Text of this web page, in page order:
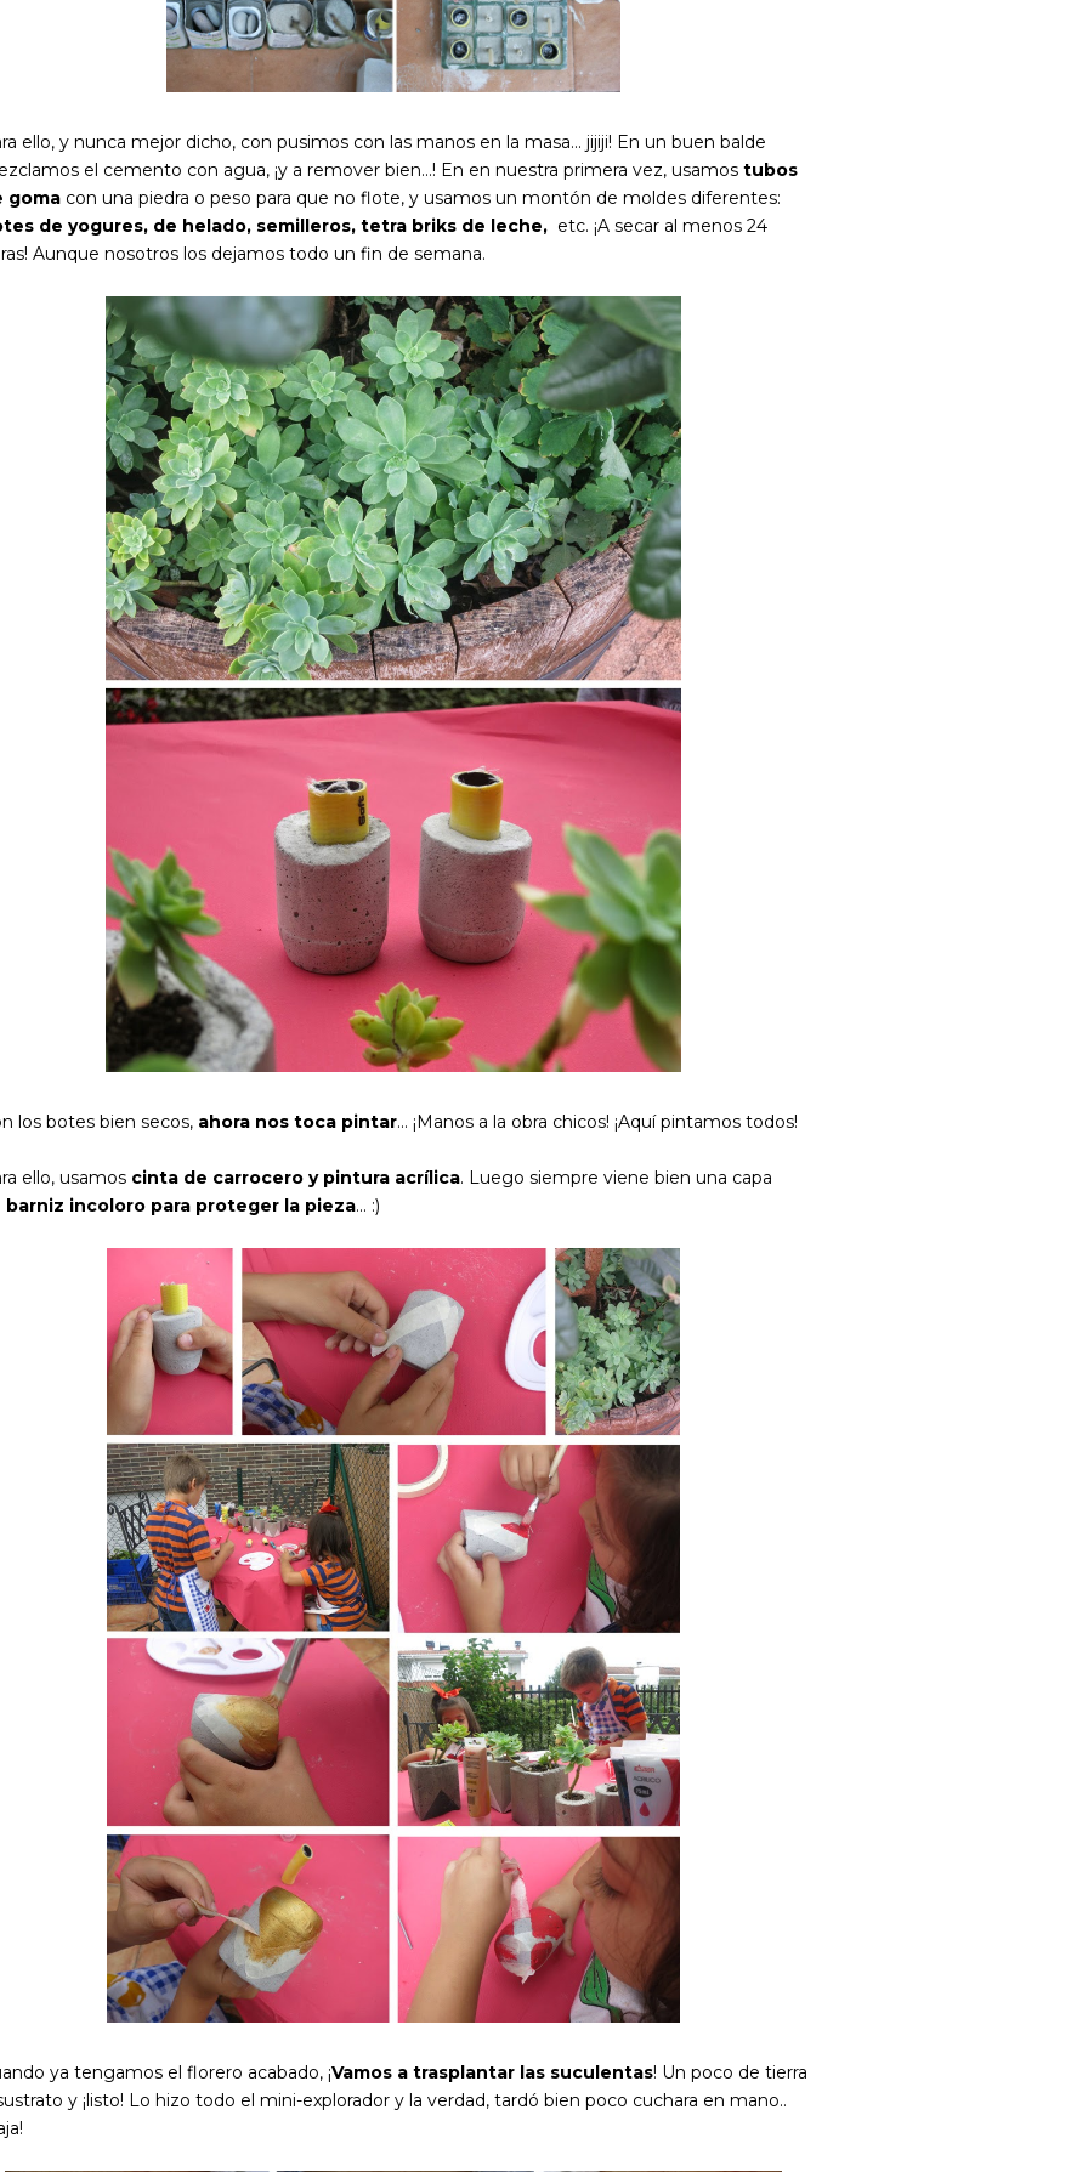
ello, y nunca mejor dicho, con pusimos con las manos en la masa... jijiji! En un buen balde
el cemento con agua, ¡y a remover bien...! En en nuestra primera vez, usamos tubos
goma con una piedra o peso para que no flote, y usamos un montón de moldes diferentes:
de yogures, de helado, semilleros, tetra briks de leche, etc. ¡A secar al menos 24
Aunque nosotros los dejamos todo un fin de semana.
los botes bien secos, ahora nos toca pintar... ¡Manos a la obra chicos! ¡Aquí pintamos todos!
ello, usamos cinta de carrocero y pintura acrílica. Luego siempre viene bien una capa
barniz incoloro para proteger la pieza... :)
ya tengamos el florero acabado, ¡Vamos a trasplantar las suculentas! Un poco de tierra
y ¡listo! Lo hizo todo el mini-explorador y la verdad, tardó bien poco cuchara en mano..